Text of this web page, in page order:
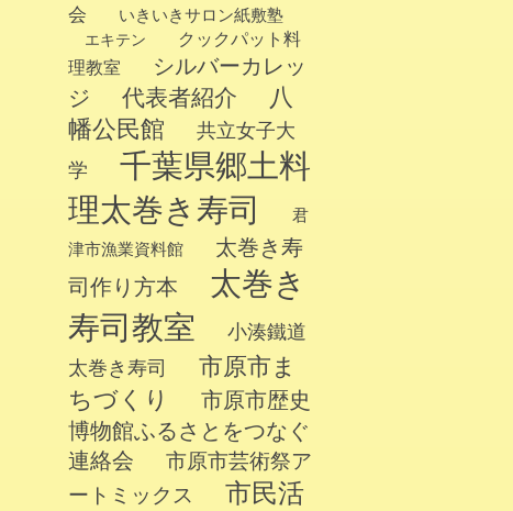
会
いきいきサロン紙敷塾
エキテン
クックパット料
理教室
シルバーカレッ
ジ
代表者紹介
八
幡公民館
共立女子大
学
千葉県郷土料
理太巻き寿司
君
津市漁業資料館
太巻き寿
司作り方本
太巻き
寿司教室
小湊鐵道
太巻き寿司
市原市ま
ちづくり
市原市歴史
博物館ふるさとをつなぐ
連絡会
市原市芸術祭ア
ートミックス
市民活